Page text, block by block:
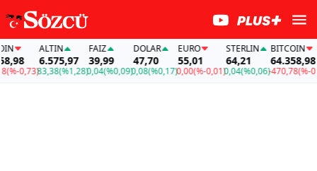
0,73)
ALTIN
6.575,97
83,38(%1,28)
FAİZ
39,99
0,04(%0,09)
DOLAR
47,70
0,08(%0,17)
EURO
55,01
0,00(%-0,01)
STERLIN
64,21
0,04(%0,06)
BITCOIN
64.358,98
-470,78(%-0,73)